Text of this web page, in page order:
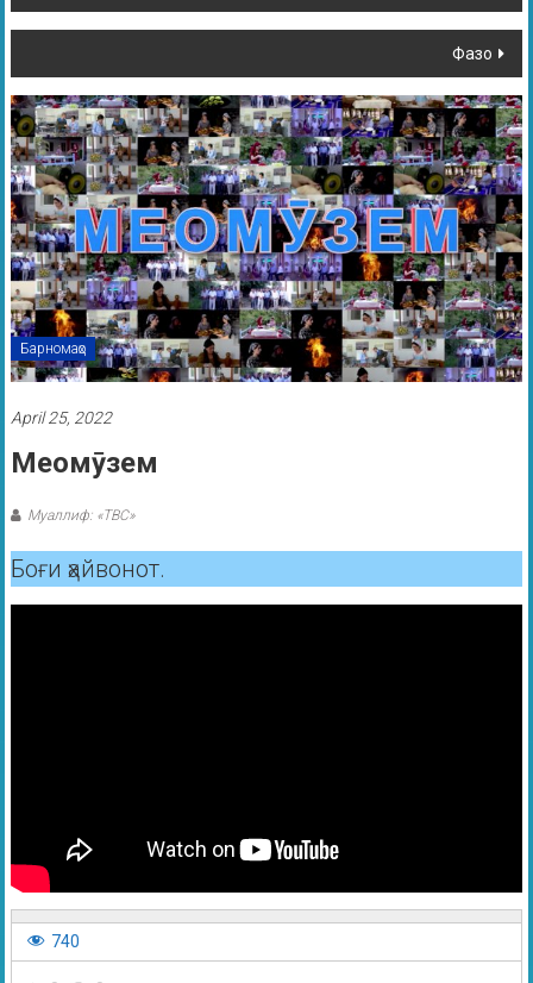
Фазо
Барномаҳо
April 25, 2022
Меомӯзем
Муаллиф: «ТВС»
Боғи ҳайвонот.
740